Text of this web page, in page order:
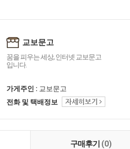
교보문고
꿈을 피우는 세상, 인터넷 교보문고
입니다.
가게주인 : 교보문고
전화 및 택배정보
구매후기 (0)